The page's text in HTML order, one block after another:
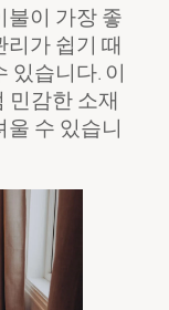
불이 가장 좋
리가 쉽기 때
있습니다. 이
민감한 소재
수 있습니